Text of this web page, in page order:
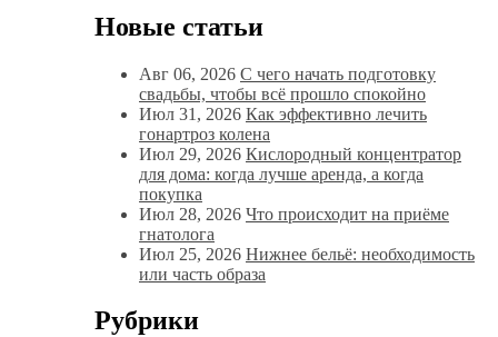
Новые статьи
Авг 06, 2026 С чего начать подготовку
свадьбы, чтобы всё прошло спокойно
Июл 31, 2026 Как эффективно лечить
гонартроз колена
Июл 29, 2026 Кислородный концентратор
для дома: когда лучше аренда, а когда
покупка
Июл 28, 2026 Что происходит на приёме
гнатолога
Июл 25, 2026 Нижнее бельё: необходимость
или часть образа
Рубрики